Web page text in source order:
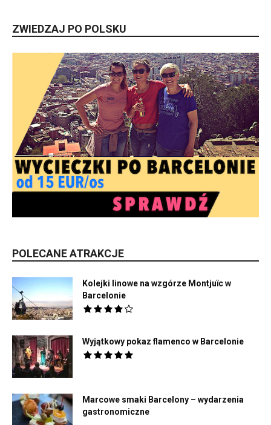
ZWIEDZAJ PO POLSKU
POLECANE ATRAKCJE
Kolejki linowe na wzgórze Montjuïc w
Barcelonie
Wyjątkowy pokaz flamenco w Barcelonie
Marcowe smaki Barcelony – wydarzenia
gastronomiczne